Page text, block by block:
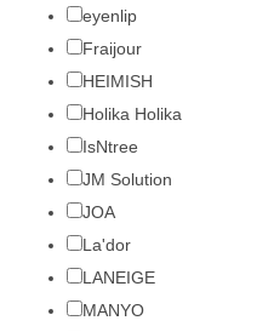
eyenlip
Fraijour
HEIMISH
Holika Holika
IsNtree
JM Solution
JOA
La'dor
LANEIGE
MANYO